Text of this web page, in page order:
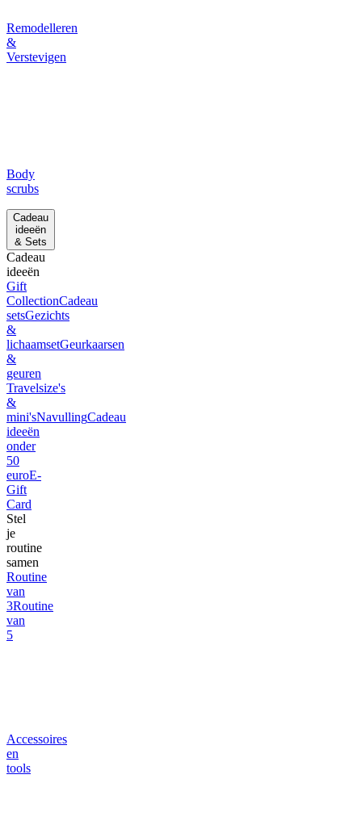
Remodelleren
&
Verstevigen
Body
scrubs
Cadeau
ideeën
& Sets
Cadeau
ideeën
Gift
CollectionCadeau
setsGezichts
&
lichaamsetGeurkaarsen
&
geuren
Travelsize's
&
mini'sNavullingCadeau
ideeën
onder
50
euroE-
Gift
Card
Stel
je
routine
samen
Routine
van
3Routine
van
5
Accessoires
en
tools